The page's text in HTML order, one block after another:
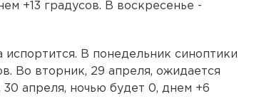
+13 градусов. В воскресенье -
В понедельник синоптики
Во вторник, 29 апреля, ожидается
апреля, ночью будет 0, днем +6